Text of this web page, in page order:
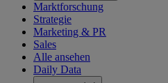
Marktforschung
Strategie
Marketing & PR
Sales
Alle ansehen
Daily Data